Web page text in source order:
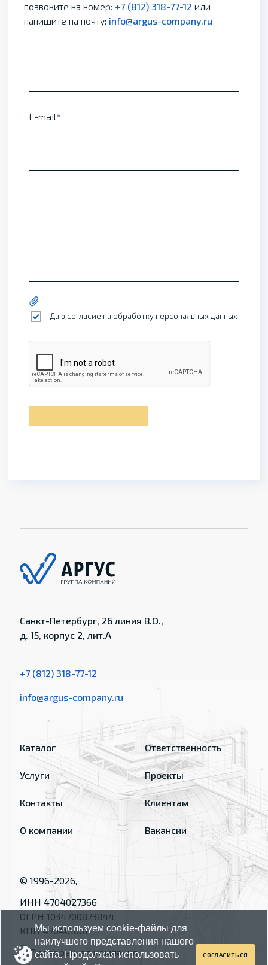
позвоните на номер: +7 (812) 318-77-12 или
напишите на почту: info@argus-company.ru
E-mail
Даю согласие на обработку персональных данных
Санкт-Петербург, 26 линия В.О.,
д. 15, корпус 2, лит.А
+7 (812) 318-77-12
info@argus-company.ru
Каталог
Услуги
Контакты
О компании
Ответственность
Проекты
Клиентам
Вакансии
© 1996-2026,
ИНН 4704027366
ОГРН 1034700873844
КПП 470401001
Мы используем cookie-файлы для
наилучшего представления нашего
сайта. Продолжая использовать
СОГЛАСИТЬСЯ